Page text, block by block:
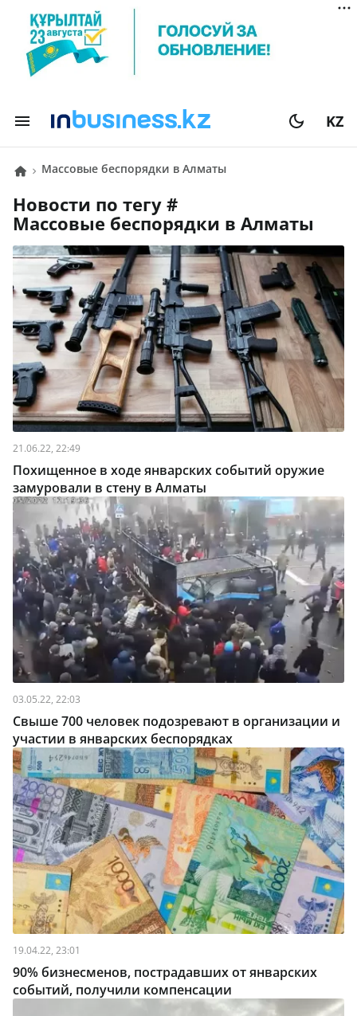
KZ
массовые беспорядки в Алматы
Новости по тегу #
массовые беспорядки в Алматы
21.06.22, 22:49
Похищенное в ходе январских событий оружие
замуровали в стену в Алматы
03.05.22, 22:03
Свыше 700 человек подозревают в организации и
участии в январских беспорядках
19.04.22, 23:01
90% бизнесменов, пострадавших от январских
событий, получили компенсации